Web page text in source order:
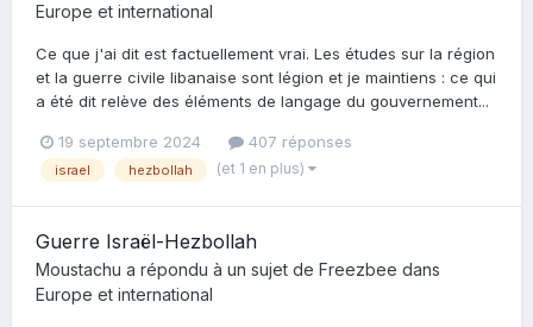
Europe et international
Ce que j'ai dit est factuellement vrai. Les études sur la région
et la guerre civile libanaise sont légion et je maintiens : ce qui
a été dit relève des éléments de langage du gouvernement...
19 septembre 2024 407 réponses
israel hezbollah (et 1 en plus)
Guerre Israël-Hezbollah
Moustachu a répondu à un sujet de Freezbee dans
Europe et international